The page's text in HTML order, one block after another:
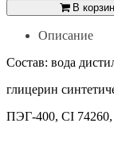
В
Описание
Состав: вода
глицерин
ПЭГ-400, CI 74260,